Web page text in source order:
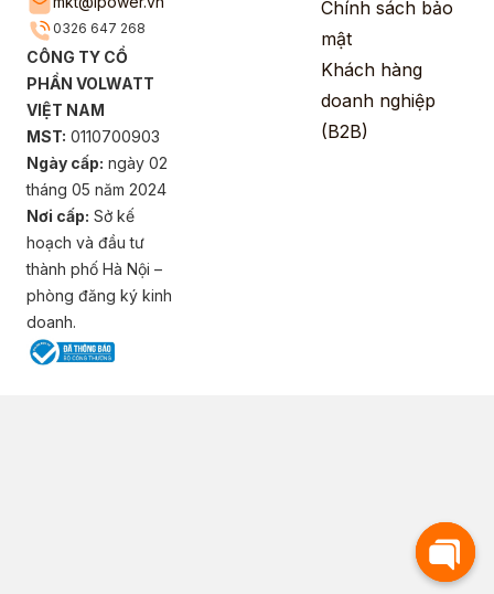
0326 647 268
CÔNG TY CỔ
PHẦN VOLWATT
VIỆT NAM
MST: 0110700903
Ngày cấp: ngày 02
tháng 05 năm 2024
Nơi cấp: Sở kế
hoạch và đầu tư
thành phố Hà Nội –
phòng đăng ký kinh
doanh.
Chính sách bảo
mật
Khách hàng
doanh nghiệp
(B2B)